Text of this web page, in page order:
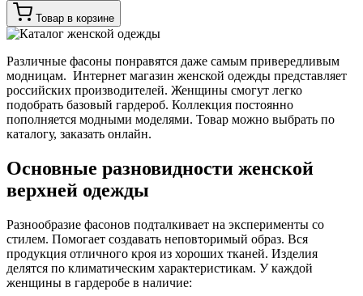
Товар в корзине
Различные фасоны понравятся даже самым привередливым
модницам. Интернет магазин женской одежды представляет
российских производителей. Женщины смогут легко
подобрать базовый гардероб. Коллекция постоянно
пополняется модными моделями. Товар можно выбрать по
каталогу, заказать онлайн.
Основные разновидности женской
верхней одежды
Разнообразие фасонов подталкивает на эксперименты со
стилем. Помогает создавать неповторимый образ. Вся
продукция отличного кроя из хороших тканей. Изделия
делятся по климатическим характеристикам. У каждой
женщины в гардеробе в наличие: